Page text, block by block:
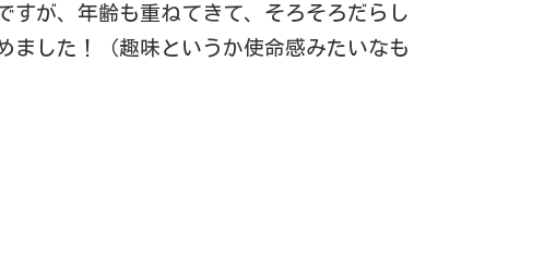
すが、年齢も重ねてきて、そろそろだらし
ました！（趣味というか使命感みたいなも